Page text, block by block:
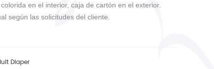
en el interior, caja de cartón en el exterior.
según las solicitudes del cliente.
Diaper